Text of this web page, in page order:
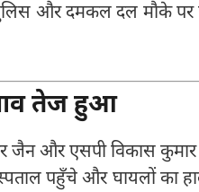
पुलिस और दमकल दल मौके
तेज हुआ
जैन और एसपी विकास
पहुँचे और घायलों का